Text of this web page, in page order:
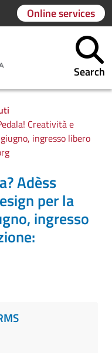
Online services
Search
Creatività e
ingresso libero
Adèss
per la
ingresso